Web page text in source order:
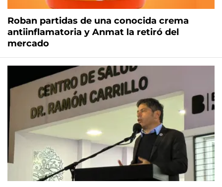
Roban partidas de una conocida crema
antiinflamatoria y Anmat la retiró del
mercado